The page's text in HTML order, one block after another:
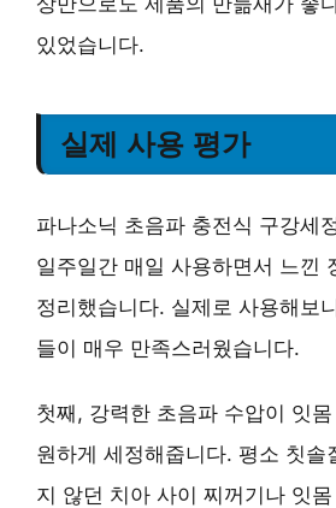
있었습니다.
실제 사용 평가
파나소닉 초음파 충전식 구강세
일주일간 매일 사용하면서 느낀
정리했습니다. 실제로 사용해보
들이 매우 만족스러웠습니다.
첫째, 강력한 초음파 수압이 잇
원하게 세정해줍니다. 평소 칫솔
지 않던 치아 사이 찌꺼기나 잇